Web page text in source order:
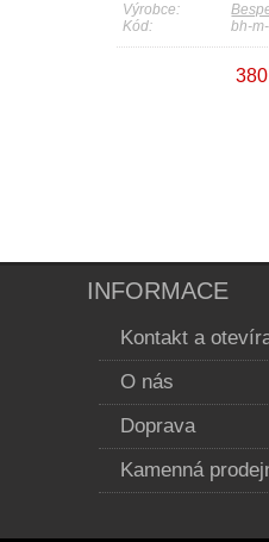
Výrobce:
Kód:
bh-
INFORMACE
Kontakt a
O nás
Doprava
Kamenná